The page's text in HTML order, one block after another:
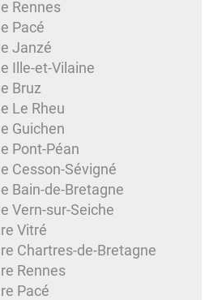
Rennes
Pacé
Janzé
Ille-et-Vilaine
Bruz
Le Rheu
Guichen
Pont-Péan
Cesson-Sévigné
Bain-de-Bretagne
Vern-sur-Seiche
Vitré
Chartres-de-Bretagne
Rennes
Pacé